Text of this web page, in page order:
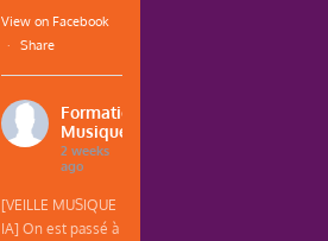
View on Facebook
·
Share
Formations
Musique
2 weeks
ago
[VEILLE MUSIQUE
IA] On est passé à